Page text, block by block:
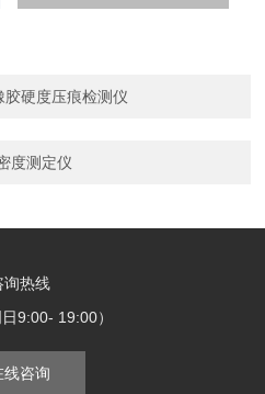
胶硬度压痕检测仪
度测定仪
询热线
日9:00- 19:00）
线咨询